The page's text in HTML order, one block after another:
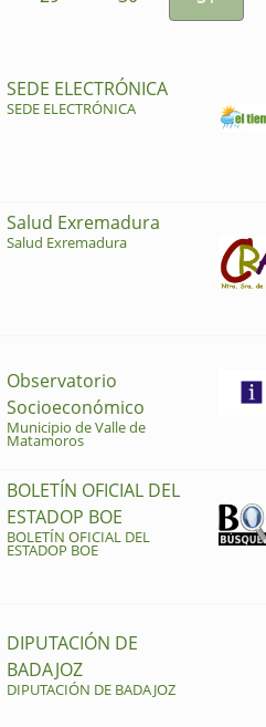
SEDE ELECTRÓNICA
SEDE ELECTRÓNICA
Salud Exremadura
Salud Exremadura
Observatorio
Socioeconómico
Municipio de Valle de
Matamoros
BOLETÍN OFICIAL DEL
ESTADOP BOE
BOLETÍN OFICIAL DEL
ESTADOP BOE
DIPUTACIÓN DE
BADAJOZ
DIPUTACIÓN DE BADAJOZ